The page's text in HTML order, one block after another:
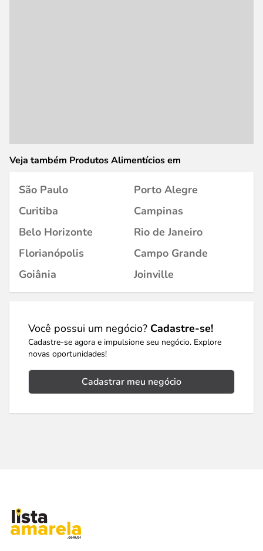
Veja também Produtos Alimentícios em
São Paulo
Porto Alegre
Curitiba
Campinas
Belo Horizonte
Rio de Janeiro
Florianópolis
Campo Grande
Goiânia
Joinville
Você possui um negócio? Cadastre-se!
Cadastre-se agora e impulsione seu negócio. Explore
novas oportunidades!
Cadastrar meu negócio